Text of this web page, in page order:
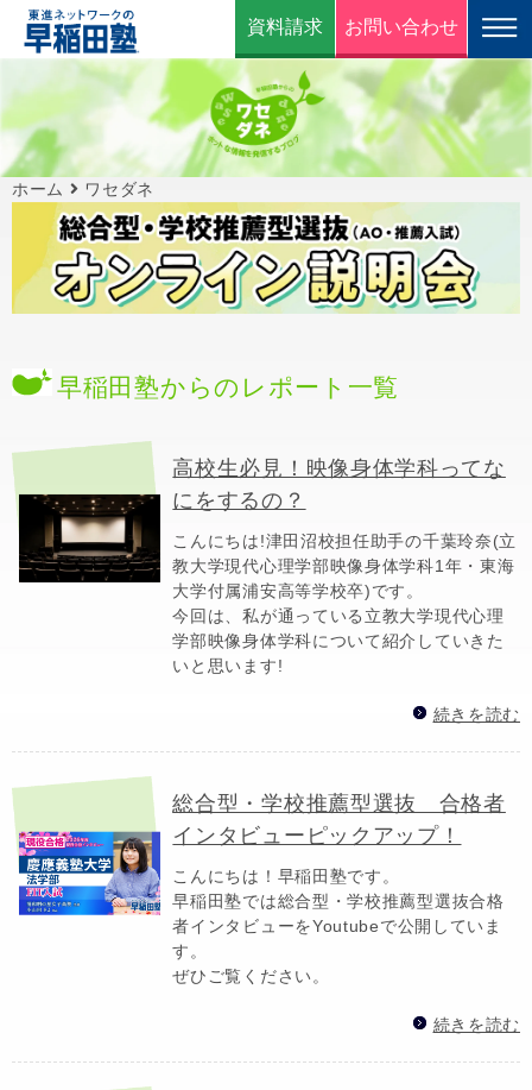
資料請求 お問い合わせ
ホーム ワセダネ
早稲田塾からのレポート一覧
高校生必見！映像身体学科ってな
にをするの？
こんにちは!津田沼校担任助手の千葉玲奈(立
教大学現代心理学部映像身体学科1年・東海
大学付属浦安高等学校卒)です。
今回は、私が通っている立教大学現代心理
学部映像身体学科について紹介していきた
いと思います!
続きを読む
総合型・学校推薦型選抜 合格者
インタビューピックアップ！
こんにちは！早稲田塾です。
早稲田塾では総合型・学校推薦型選抜合格
者インタビューをYoutubeで公開していま
す。
ぜひご覧ください。
続きを読む